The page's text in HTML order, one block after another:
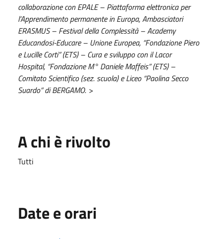
collaborazione conEPALE – Piattaforma elettronica per
l’Apprendimento permanente in Europa,Ambasciatori
ERASMUS – Festival della Complessità – Academy
Educandosi-Educare – Unione Europea, “Fondazione Piero
e Lucille Corti” (ETS) – Cura e sviluppo con il Lacor
Hospital, “Fondazione M° Daniele Maffeis” (ETS) –
Comitato Scientifico (sez. scuola) eLiceo “Paolina Secco
Suardo” di BERGAMO. >
A chi è rivolto
Tutti
Date e orari